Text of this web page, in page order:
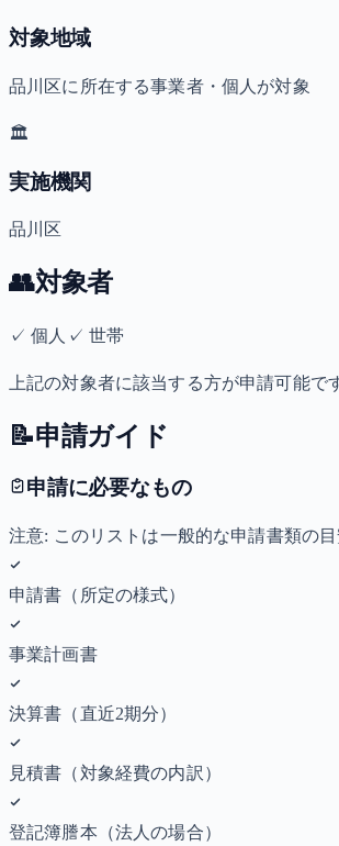
対象地域
品川区に所在する事業者・個人が対象
🏛️
実施機関
品川区
👥対象者
✓個人 ✓ 世帯
上記の対象者に該当する方が申請可能
📝申請ガイド
申請に必要なもの
注意: このリストは一般的な申請書類の
申請書（所定の様式）
事業計画書
決算書（直近2期分）
見積書（対象経費の内訳）
登記簿謄本（法人の場合）